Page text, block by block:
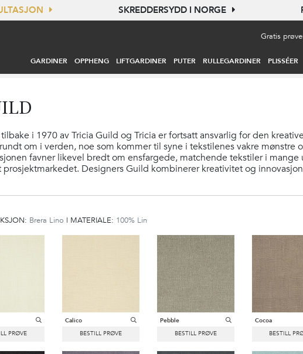
SKREDDERSYDD I NORGE
Gratis
GARDINER OPPHENG LIFTGARDINER PUTER RULLEGARDINER PLISSÉER
i 1970 av Tricia Guild og Tricia er fortsatt ansvarlig for den
om i verden, noe som kommer til syne i tekstilenes vakre mønstre
favner likevel bredt om ensfargede, matchende tekstiler i
Designers Guild kombinerer kreativitet og
Brera Lino | MATERIALE: 100% Lin
Calico Pebble Cocoa